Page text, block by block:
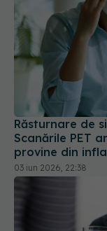
Răsturnare de
Scanările PET
provine din
03 iun 2026, 22:38